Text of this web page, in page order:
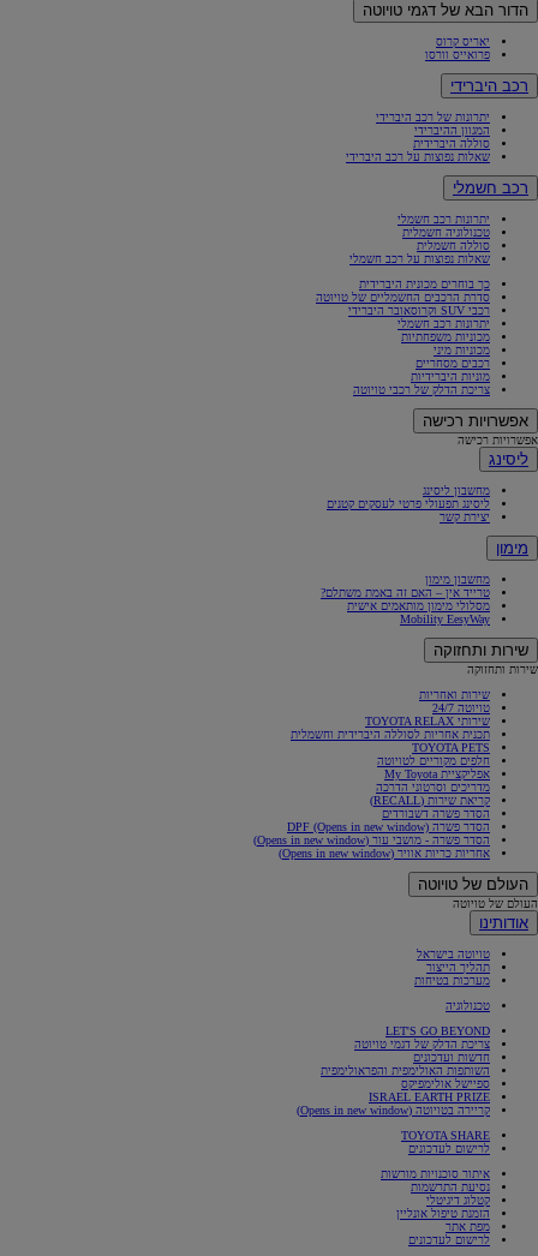
הדור הבא של דגמי טויוטה
יאריס קרוס
פרואייס וורסו
רכב היברידי
יתרונות של רכב היברידי
המגוון ההיברידי
סוללה היברידית
שאלות נפוצות על רכב היברידי
רכב חשמלי
יתרונות רכב חשמלי
טכנולוגיה חשמלית
סוללה חשמלית
שאלות נפוצות על רכב חשמלי
כך בוחרים מכונית היברידית
סדרת הרכבים החשמליים של טויוטה
רכבי SUV וקרוסאובר היברידי
יתרונות רכב חשמלי
מכוניות משפחתיות
מכוניות מיני
רכבים מסחריים
מוניות היברידיות
צריכת הדלק של רכבי טויוטה
אפשרויות רכישה
אפשרויות רכישה
ליסינג
מחשבון ליסינג
ליסינג תפעולי פרטי לעסקים קטנים
יצירת קשר
מימון
מחשבון מימון
טרייד אין – האם זה באמת משתלם?
מסלולי מימון מותאמים אישית
Mobility EesyWay
שירות ותחזוקה
שירות ותחזוקה
שירות ואחריות
טויוטה 24/7
שירותי TOYOTA RELAX
תכנית אחריות לסוללה היברידית וחשמלית
TOYOTA PETS
חלפים מקוריים לטויוטה
אפליקציית My Toyota
מדריכים וסרטוני הדרכה
קריאת שירות (RECALL)
הסדר פשרה דשבורדים
הסדר פשרה DPF (Opens in new window)
הסדר פשרה - מושבי עור (Opens in new window)
אחריות כריות אוויר (Opens in new window)
העולם של טויוטה
העולם של טויוטה
אודותינו
טויוטה בישראל
תהליך הייצור
מערכות בטיחות
טכנולוגיה
LET'S GO BEYOND
צריכת הדלק של דגמי טויוטה
חדשות ועדכונים
השותפות האולימפית והפראולימפית
ספיישל אולימפיקס
ISRAEL EARTH PRIZE
קריירה בטויוטה (Opens in new window)
TOYOTA SHARE
לרישום לעדכונים
איתור סוכנויות מורשות
נסיעת התרשמות
קטלוג דיגיטלי
הזמנת טיפול אונליין
מפת אתר
לרישום לעדכונים